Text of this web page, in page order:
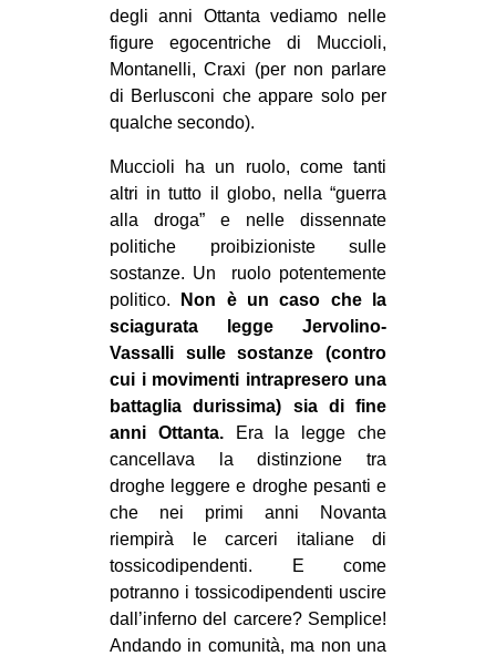
degli anni Ottanta vediamo nelle
figure egocentriche di Muccioli,
Montanelli, Craxi (per non parlare
di Berlusconi che appare solo per
qualche secondo).
Muccioli ha un ruolo, come tanti
altri in tutto il globo, nella “guerra
alla droga” e nelle dissennate
politiche proibizioniste sulle
sostanze. Un ruolo potentemente
politico.
Non è un caso che la
sciagurata legge Jervolino-
Vassalli sulle sostanze (contro
cui i movimenti intrapresero una
battaglia durissima) sia di fine
anni Ottanta.Era la legge che
cancellava la distinzione tra
droghe leggere e droghe pesanti e
che nei primi anni Novanta
riempirà le carceri italiane di
tossicodipendenti. E come
potranno i tossicodipendenti uscire
dall’inferno del carcere? Semplice!
Andando in comunità, ma non una